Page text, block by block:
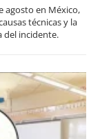
agosto en México,
técnicas y la
del incidente.